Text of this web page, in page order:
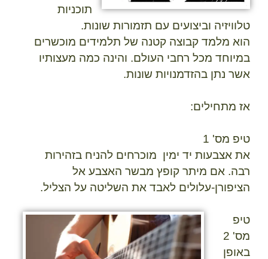
תוכניות
טלוויזיה וביצועים עם תזמורות שונות.
הוא מלמד קבוצה קטנה של תלמידים מוכשרים
במיוחד מכל רחבי העולם. והינה כמה מעצותיו
אשר נתן בהזדמנויות שונות.
אז מתחילים:
טיפ מס' 1
את אצבעות יד ימין מוכרחים להניח בזהירות
רבה. אם מיתר קופץ מבשר האצבע אל
הציפורן-עלולים לאבד את השליטה על הצליל.
טיפ
מס' 2
באופן